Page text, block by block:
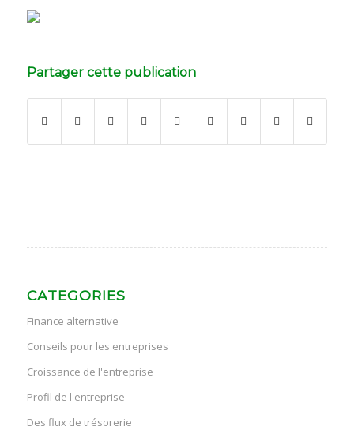
Partager cette publication
CATEGORIES
Finance alternative
Conseils pour les entreprises
Croissance de l'entreprise
Profil de l'entreprise
Des flux de trésorerie